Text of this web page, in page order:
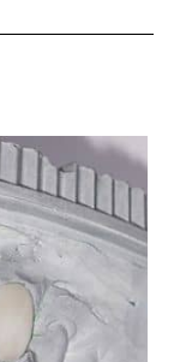
folosit fiind